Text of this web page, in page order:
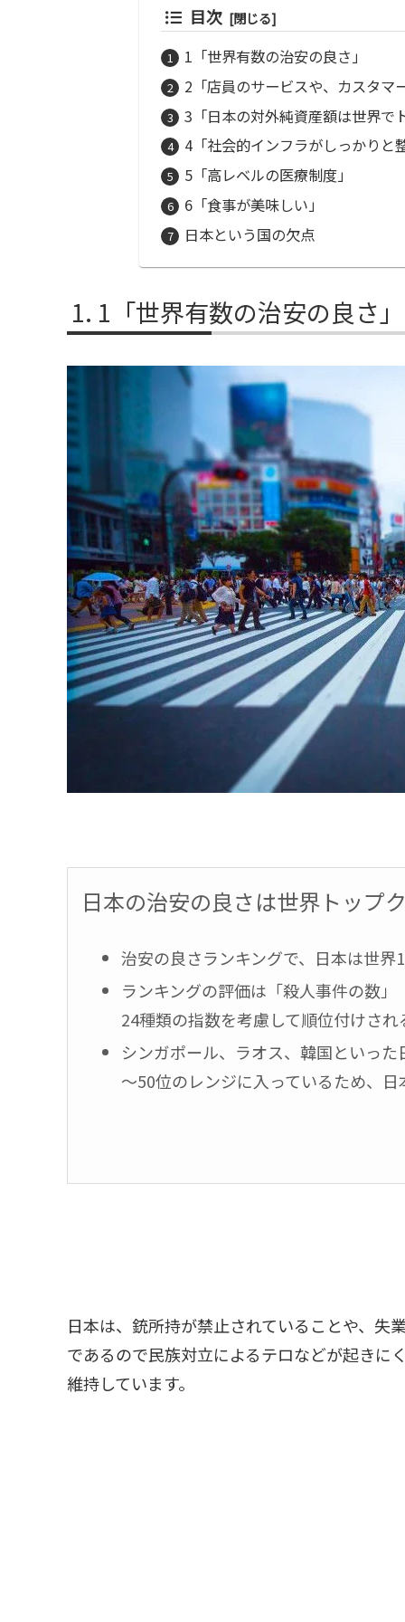
目次
1「世界有数の治安の良さ」
2「店員のサービスや、カスタマ
3「日本の対外純資産額は世界で
4「社会的インフラがしっかりと
5「高レベルの医療制度」
6「食事が美味しい」
日本という国の欠点
1「世界有数の治安の良さ」
日本の治安の良さは世界トップ
治安の良さランキングで、日本は世界
ランキングの評価は「殺人事件の数
24種類の指数を考慮して順位付けされ
シンガポール、ラオス、韓国といっ
～50位のレンジに入っているため、
日本は、銃所持が禁止されていることや、失
であるので民族対立によるテロなどが起きに
維持しています。